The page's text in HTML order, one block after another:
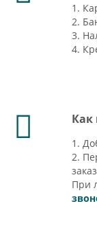
1.
2.
3.
4.
Как
1.
2.
При